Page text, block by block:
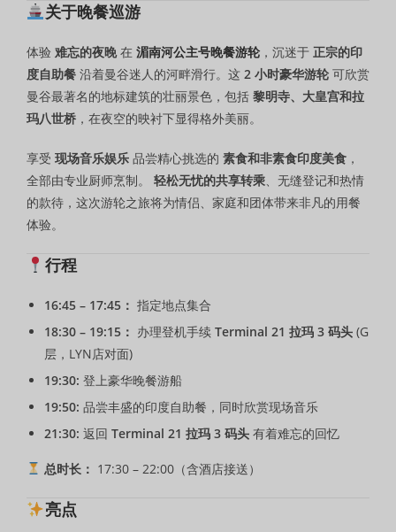
关于晚餐巡游
体验 难忘的夜晚在 湄南河公主号晚餐游轮 ，沉迷于 正宗的印
度自助餐 沿着曼谷迷人的河畔滑行。这 2 小时豪华游轮 可欣赏
曼谷最著名的地标建筑的壮丽景色，包括 黎明寺、大皇宫和拉
玛八世桥 ，在夜空的映衬下显得格外美丽。
享受 现场音乐娱乐 品尝精心挑选的 素食和非素食印度美食 ，
全部由专业厨师烹制。 轻松无忧的共享转乘、无缝登记和热情
的款待，这次游轮之旅将为情侣、家庭和团体带来非凡的用餐
体验。
行程
16:45 – 17:45： 指定地点集合
18:30 – 19:15： 办理登机手续 Terminal 21 拉玛 3 码头 (G
层，LYN店对面)
19:30: 登上豪华晚餐游船
19:50: 品尝丰盛的印度自助餐，同时欣赏现场音乐
21:30: 返回 Terminal 21 拉玛 3 码头 有着难忘的回忆
总时长： 17:30 – 22:00（含酒店接送）
亮点